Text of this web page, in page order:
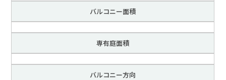
バルコニー面積
専有庭面積
バルコニー方向